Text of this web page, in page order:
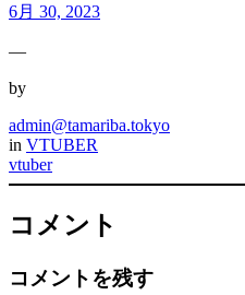
6月 30, 2023
—
by
admin@tamariba.tokyo
in VTUBER
vtuber
コメント
コメントを残す